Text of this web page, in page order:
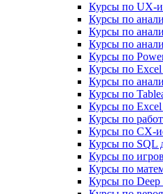
Курсы по
Курсы по
Курсы по
Курсы по
Курсы по
Курсы по Excel
Курсы по
Курсы по
Курсы по Excel
Курсы по
Курсы по CX-
Курсы по SQL
Курсы по
Курсы по
Курсы по Deep